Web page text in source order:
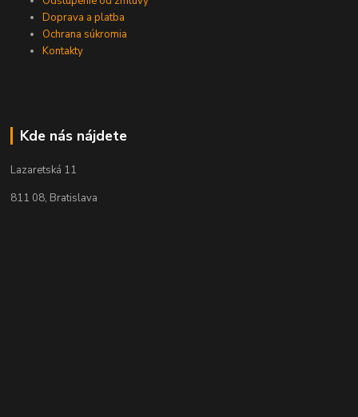
Doprava a platba
Ochrana súkromia
Kontakty
Kde nás nájdete
Lazaretská 11
811 08, Bratislava